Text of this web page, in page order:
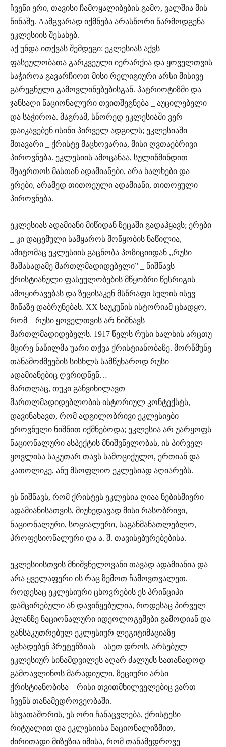
ჩვენი ერი, თავისი ჩამოყალიბების გამო, ვალშია მის
წინაშე. Aამგვარად იქმნება არასწორი წარმოდგენა
ეკლესიის შესახებ.
აქ უნდა ითქვას შემდეგი: ეკლესიას აქვს
ფასეულობათა გარკვეული იერარქია და ყოველთვის
საჭიროა გავარჩიოთ მისი რელიგიური არსი მისივე
გარეგნული გამოვლინებებისგან. პატრიოტიზმი და
ჯანსაღი ნაციონალური თვითშეგნება _ აუცილებელი
და საჭიროა. მაგრამ, სწორედ ეკლესიაში ვერ
დაიკავებენ ისინი პირველ ადგილს; ეკლესიაში
მთავარი _ ქრისტე მაცხოვარია, მისი ღვთაებრივი
პიროვნება. ეკლესიის ამოცანაა, სულიწმინდით
შეაერთოს მასთან ადამიანები, არა ხალხები და
ერები, არამედ თითოეული ადამიანი, თითოეული
პიროვნება.
ეკლესიას ადამიანი მიწიდან ზეცაში გადაჰყავს; ერები
_ კი დაცემული სამყაროს მოწყობის ნაწილია,
ამიტომაც ეკლესიის გაცნობა პოზიციიდან ,,რუსი _
მაშასადამე მართლმადიდებელი” _ ნიშნავს
ქრისტიანული ფასეულობების მწყობრი წესრიგის
ამოყირავებას და ზეცისაკენ მსწრაფი სულის ისევ
მიწაზე დაბრუნებას. XX საუკუნის ისტორიამ ცხადყო,
რომ _ რუსი ყოველთვის არ ნიშნავს
მართლმადიდებელს. 1917 წელს რუსი ხალხის არცთუ
მცირე ნაწილმა უარი თქვა ქრისტიანობაზე. მორწმუნე
თანამოძმეების სისხლს სამწუხაროდ რუსი
ადამიანებიც ღვრიდნენ…
მართლაც, თუკი განვიხილავთ
მართლმადიდებლობის ისტორიულ კონტექსტს,
დავინახავთ, რომ ადგილობრივი ეკლესიები
ეროვნული ნიშნით იქმნებოდა; ეკლესია არ უარყოფს
ნაციონალური ასპექტის მნიშვნელობას, ის პირველ
ყოვლისა საკუთარ თავს სამოციქულო, ერთიან და
კათოლიკე, ანუ მსოფლიო ეკლესიად აღიარებს.
ეს ნიშნავს, რომ ქრისტეს ეკლესია ღიაა ნებისმიერი
ადამიანისათვის, მიუხედავად მისი რასობრივი,
ნაციონალური, სოციალური, საგანმანათლებლო,
პროფესიონალური და ა. შ. თავისებურებებისა.
ეკლესიისთვის მნიშვნელოვანი თავად ადამიანია და
არა ყველაფერი ის რაც ზემოთ ჩამოვთვალეთ.
როდესაც ეკლესიური ცხოვრების ეს პრინციპი
დამცირებული ან დავიწყებულია, როდესაც პირველ
პლანზე ნაციონალური იდეოლოგემები გამოდიან და
განსაკუთრებულ ეკლესიურ ლეგიტიმაციაზე
აცხადებენ პრეტენზიას _ ასეთ დროს, არსებულ
ეკლესიურ სინამდვილეს აღარ ძალუძს სათანადოდ
გამოავლინოს მარადიული, ზეციური არსი
ქრისტიანობისა _ რისი თვითმხილველებიც ვართ
ჩვენს თანამედროვეობაში.
სხვათაშორის, ეს ორი ჩანაცვლება, ქრისტესი _
რიტუალით და ეკლესიისა ნაციონალიზმით,
ძირითადი მიზეზია იმისა, რომ თანამედროვე